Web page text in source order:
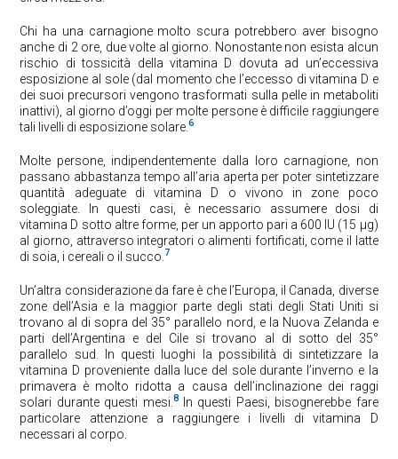
Chi ha una carnagione molto scura potrebbero aver bisogno
anche di 2 ore, due volte al giorno. Nonostante non esista alcun
rischio di tossicità della vitamina D dovuta ad un’eccessiva
esposizione al sole (dal momento che l’eccesso di vitamina D e
dei suoi precursori vengono trasformati sulla pelle in metaboliti
inattivi), al giorno d’oggi per molte persone è difficile raggiungere
tali livelli di esposizione solare.6
Molte persone, indipendentemente dalla loro carnagione, non
passano abbastanza tempo all’aria aperta per poter sintetizzare
quantità adeguate di vitamina D o vivono in zone poco
soleggiate. In questi casi, è necessario assumere dosi di
vitamina D sotto altre forme, per un apporto pari a 600 IU (15 μg)
al giorno, attraverso integratori o alimenti fortificati, come il latte
di soia, i cereali o il succo. 7
Un’altra considerazione da fare è che l’Europa, il Canada, diverse
zone dell’Asia e la maggior parte degli stati degli Stati Uniti si
trovano al di sopra del 35° parallelo nord, e la Nuova Zelanda e
parti dell’Argentina e del Cile si trovano al di sotto del 35°
parallelo sud. In questi luoghi la possibilità di sintetizzare la
vitamina D proveniente dalla luce del sole durante l’inverno e la
primavera è molto ridotta a causa dell’inclinazione dei raggi
solari durante questi mesi. 8In questi Paesi, bisognerebbe fare
particolare attenzione a raggiungere i livelli di vitamina D
necessari al corpo.